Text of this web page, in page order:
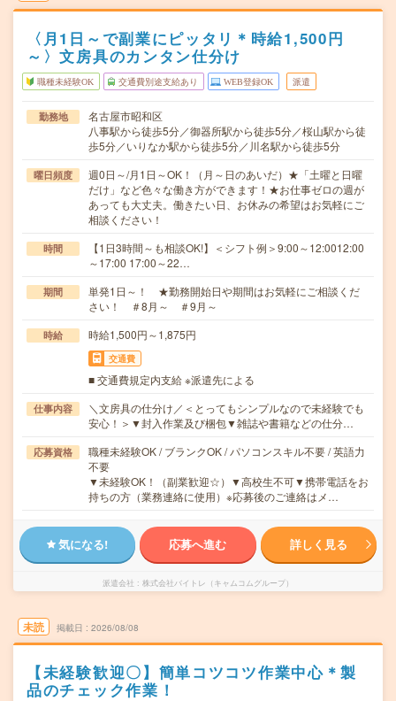
〈月1日～で副業にピッタリ＊時給1,500円
～〉文房具のカンタン仕分け
職種未経験OK 交通費別途支給あり WEB登録OK 派遣
勤務地
名古屋市昭和区
八事駅から徒歩5分／御器所駅から徒歩5分／桜山駅から徒
歩5分／いりなか駅から徒歩5分／川名駅から徒歩5分
曜日頻度
週0日～/月1日～OK！（月～日のあいだ）★「土曜と日曜
だけ」など色々な働き方ができます！★お仕事ゼロの週が
あっても大丈夫。働きたい日、お休みの希望はお気軽にご
相談ください！
時間
【1日3時間～も相談OK!】＜シフト例＞9:00～12:0012:00
～17:00 17:00～22…
期間
単発1日～！ ★勤務開始日や期間はお気軽にご相談くだ
さい！ ＃8月～ ＃9月～
時給 時給1,500円～1,875円
交通費
■ 交通費規定内支給 ※派遣先による
仕事内容
＼文房具の仕分け／＜とってもシンプルなので未経験でも
安心！＞▼封入作業及び梱包▼雑誌や書籍などの仕分…
応募資格
職種未経験OK / ブランクOK / パソコンスキル不要 / 英語力
不要
▼未経験OK！（副業歓迎☆）▼高校生不可▼携帯電話をお
持ちの方（業務連絡に使用）※応募後のご連絡はメ…
気になる! 応募へ進む 詳しく見る
派遣会社 株式会社バイトレ（キャムコムグループ）
未読 掲載日 2026/08/08
【未経験歓迎〇】簡単コツコツ作業中心＊製
品のチェック作業！